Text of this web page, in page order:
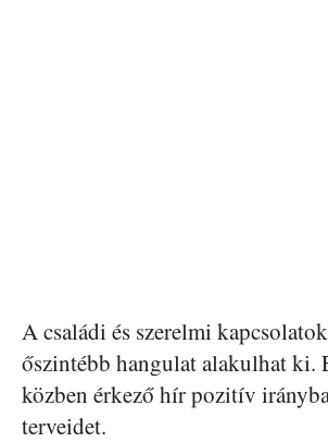
A családi és szerelmi
őszintébb hangulat alakulhat ki.
közben érkező hír pozitív
terveidet.